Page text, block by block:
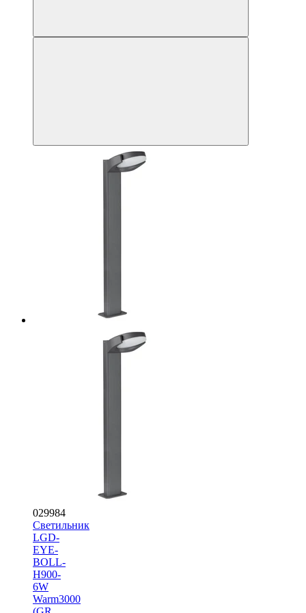
029984
Светильник
LGD-
EYE-
BOLL-
H900-
6W
Warm3000